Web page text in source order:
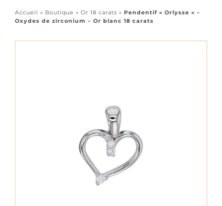
Tous les bijoux
Accueil » Boutique » Or 18 carats » Pendentif « Orlysse » –
Oxydes de zirconium – Or blanc 18 carats